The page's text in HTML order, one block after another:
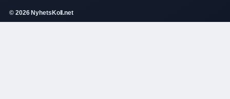
© 2026 NyhetsKoll.net